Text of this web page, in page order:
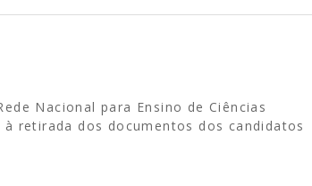
Nacional para Ensino de Ciências
retirada dos documentos dos candidatos